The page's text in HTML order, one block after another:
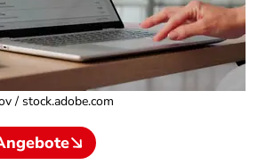
/ stock.adobe.com